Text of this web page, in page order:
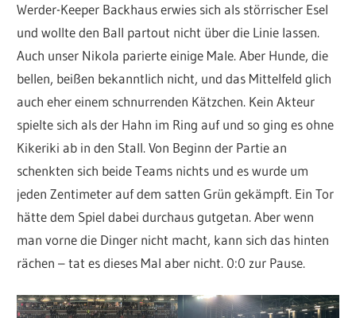
Werder-Keeper Backhaus erwies sich als störrischer Esel
und wollte den Ball partout nicht über die Linie lassen.
Auch unser Nikola parierte einige Male. Aber Hunde, die
bellen, beißen bekanntlich nicht, und das Mittelfeld glich
auch eher einem schnurrenden Kätzchen. Kein Akteur
spielte sich als der Hahn im Ring auf und so ging es ohne
Kikeriki ab in den Stall. Von Beginn der Partie an
schenkten sich beide Teams nichts und es wurde um
jeden Zentimeter auf dem satten Grün gekämpft. Ein Tor
hätte dem Spiel dabei durchaus gutgetan. Aber wenn
man vorne die Dinger nicht macht, kann sich das hinten
rächen – tat es dieses Mal aber nicht. 0:0 zur Pause.